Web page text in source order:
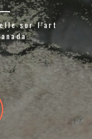
sur l’art